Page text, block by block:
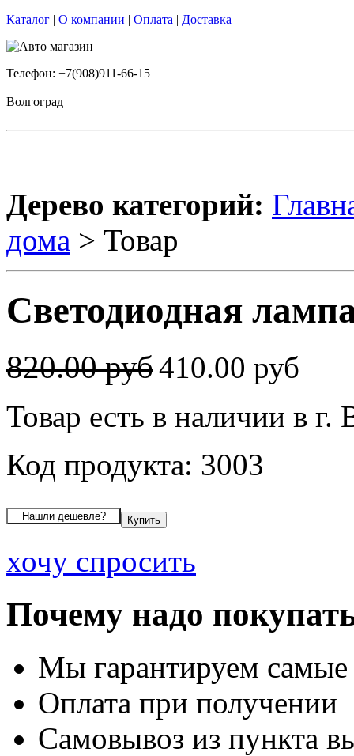
Каталог | О компании | Оплата | Доставка
Телефон: +7(908)911-66-15
Волгоград
Дерево категорий:
дома > Товар
Светодиодная
820.00 руб410.00 руб
Товар есть в наличии в г.
Код продукта: 3003
хочу спросить
Почему надо
Мы гарантируем
Оплата при получении
Самовывоз из пункта